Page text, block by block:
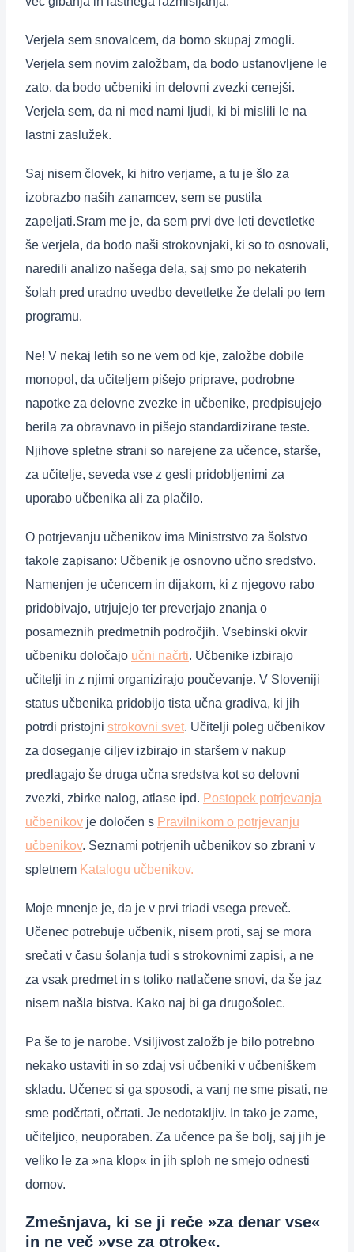
Verjela sem snovalcem, da bomo skupaj zmogli.
Verjela sem novim založbam, da bodo ustanovljene le
zato, da bodo učbeniki in delovni zvezki cenejši.
Verjela sem, da ni med nami ljudi, ki bi mislili le na
lastni zaslužek.
Saj nisem človek, ki hitro verjame, a tu je šlo za
izobrazbo naših zanamcev, sem se pustila
zapeljati.Sram me je, da sem prvi dve leti devetletke
še verjela, da bodo naši strokovnjaki, ki so to osnovali,
naredili analizo našega dela, saj smo po nekaterih
šolah pred uradno uvedbo devetletke že delali po tem
programu.
Ne! V nekaj letih so ne vem od kje, založbe dobile
monopol, da učiteljem pišejo priprave, podrobne
napotke za delovne zvezke in učbenike, predpisujejo
berila za obravnavo in pišejo standardizirane teste.
Njihove spletne strani so narejene za učence, starše,
za učitelje, seveda vse z gesli pridobljenimi za
uporabo učbenika ali za plačilo.
O potrjevanju učbenikov ima Ministrstvo za šolstvo
takole zapisano: Učbenik je osnovno učno sredstvo.
Namenjen je učencem in dijakom, ki z njegovo rabo
pridobivajo, utrjujejo ter preverjajo znanja o
posameznih predmetnih področjih. Vsebinski okvir
učbeniku določajo učni načrti. Učbenike izbirajo
učitelji in z njimi organizirajo poučevanje. V Sloveniji
status učbenika pridobijo tista učna gradiva, ki jih
potrdi pristojni strokovni svet. Učitelji poleg učbenikov
za doseganje ciljev izbirajo in staršem v nakup
predlagajo še druga učna sredstva kot so delovni
zvezki, zbirke nalog, atlase ipd. Postopek potrjevanja
učbenikov je določen s Pravilnikom o potrjevanju
učbenikov. Seznami potrjenih učbenikov so zbrani v
spletnem Katalogu učbenikov.
Moje mnenje je, da je v prvi triadi vsega preveč.
Učenec potrebuje učbenik, nisem proti, saj se mora
srečati v času šolanja tudi s strokovnimi zapisi, a ne
za vsak predmet in s toliko natlačene snovi, da še jaz
nisem našla bistva. Kako naj bi ga drugošolec.
Pa še to je narobe. Vsiljivost založb je bilo potrebno
nekako ustaviti in so zdaj vsi učbeniki v učbeniškem
skladu. Učenec si ga sposodi, a vanj ne sme pisati, ne
sme podčrtati, očrtati. Je nedotakljiv. In tako je zame,
učiteljico, neuporaben. Za učence pa še bolj, saj jih je
veliko le za »na klop« in jih sploh ne smejo odnesti
domov.
Zmešnjava, ki se ji reče »za denar vse«
in ne več »vse za otroke«.